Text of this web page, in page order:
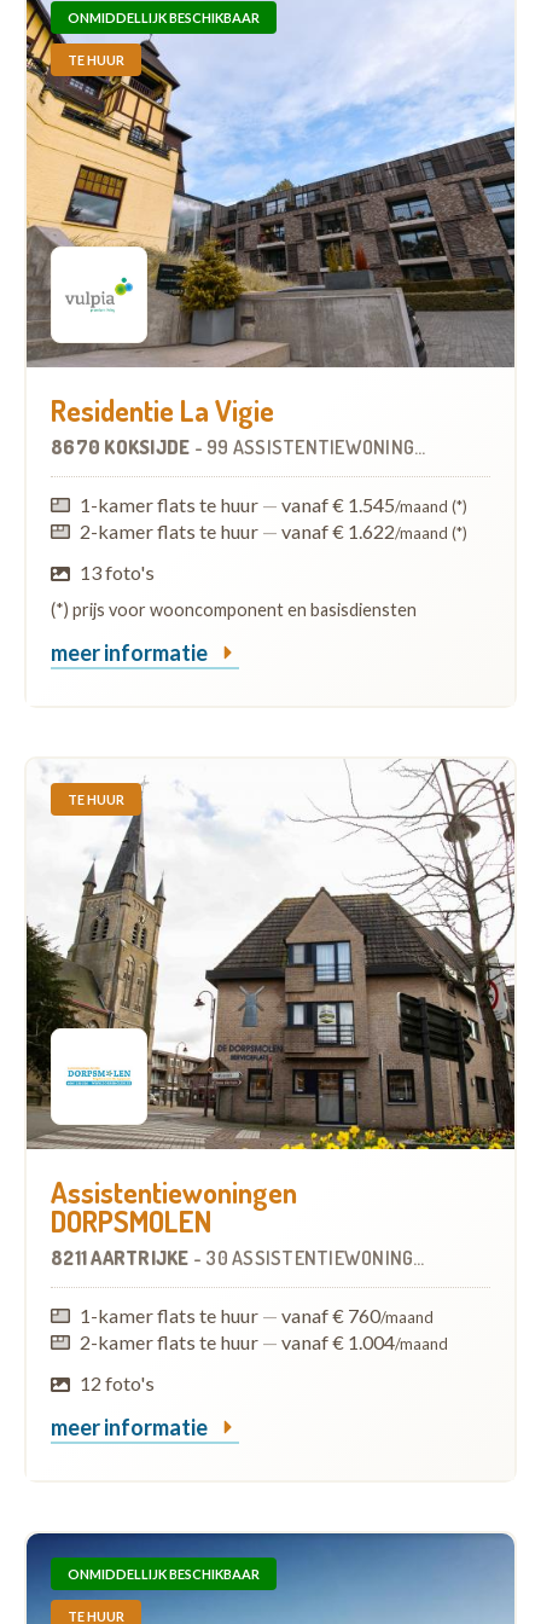
ONMIDDELLIJK BESCHIKBAAR
TE HUUR
Residentie La Vigie
8670 KOKSIJDE - 99 ASSISTENTIEWONINGEN
1-kamer flats te huur — vanaf € 1.545/maand (*)
2-kamer flats te huur — vanaf € 1.622/maand (*)
13 foto's
(*) prijs voor wooncomponent en basisdiensten
meer informatie
TE HUUR
Assistentiewoningen
DORPSMOLEN
8211 AARTRIJKE - 30 ASSISTENTIEWONINGEN
1-kamer flats te huur — vanaf € 760/maand
2-kamer flats te huur — vanaf € 1.004/maand
12 foto's
meer informatie
ONMIDDELLIJK BESCHIKBAAR
TE HUUR